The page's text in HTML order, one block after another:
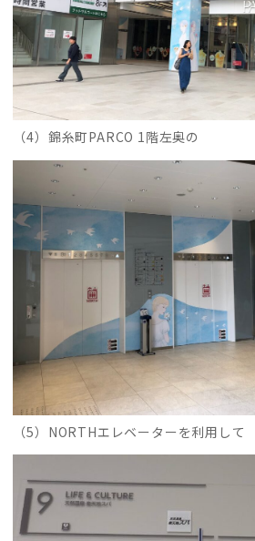
（4）錦糸町PARCO 1階左奥の
（5）NORTHエレベーターを利用して